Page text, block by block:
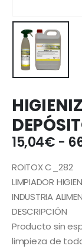
15,04€ -
ROITOX C_282
LIMPIADOR
INDUSTRIA
DESCRIPCIÓN
Producto sin
limpieza de